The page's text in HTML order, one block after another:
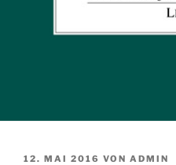
VERÖFFENTLICHT
12. MAI 2016 VON ADMIN